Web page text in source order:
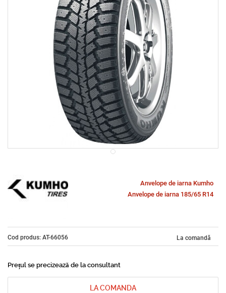
Anvelope de iarna Kumho
Anvelope de iarna 185/65 R14
Cod produs: AT-66056 La comandă
Prețul se precizează de la consultant
LA COMANDA